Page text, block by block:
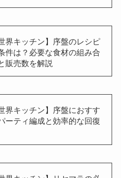
界キッチン】序盤のレシピ
件は？必要な食材の組み合
販売数を解説
界キッチン】序盤におすす
ーティ編成と効率的な回復